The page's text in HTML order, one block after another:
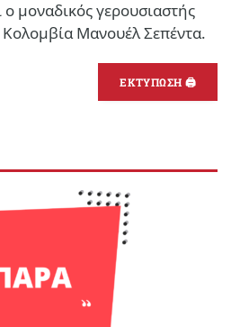
μοναδικός γερουσιαστής
Κολομβία Μανουέλ Σεπέντα.
ΕΚΤΥΠΩΣΗ 🖨